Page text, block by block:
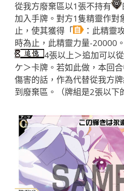
從我方廢棄區以1張不持有
加入手牌。對方1隻精靈作對
止，使其獲得「
：此精靈
時為止，此精靈力量-20000
4張以上＞追加可以
ケ＞卡牌。若如此做，本回
傷害的話，作為代替從我方
到廢棄區。（牌組是2張以下